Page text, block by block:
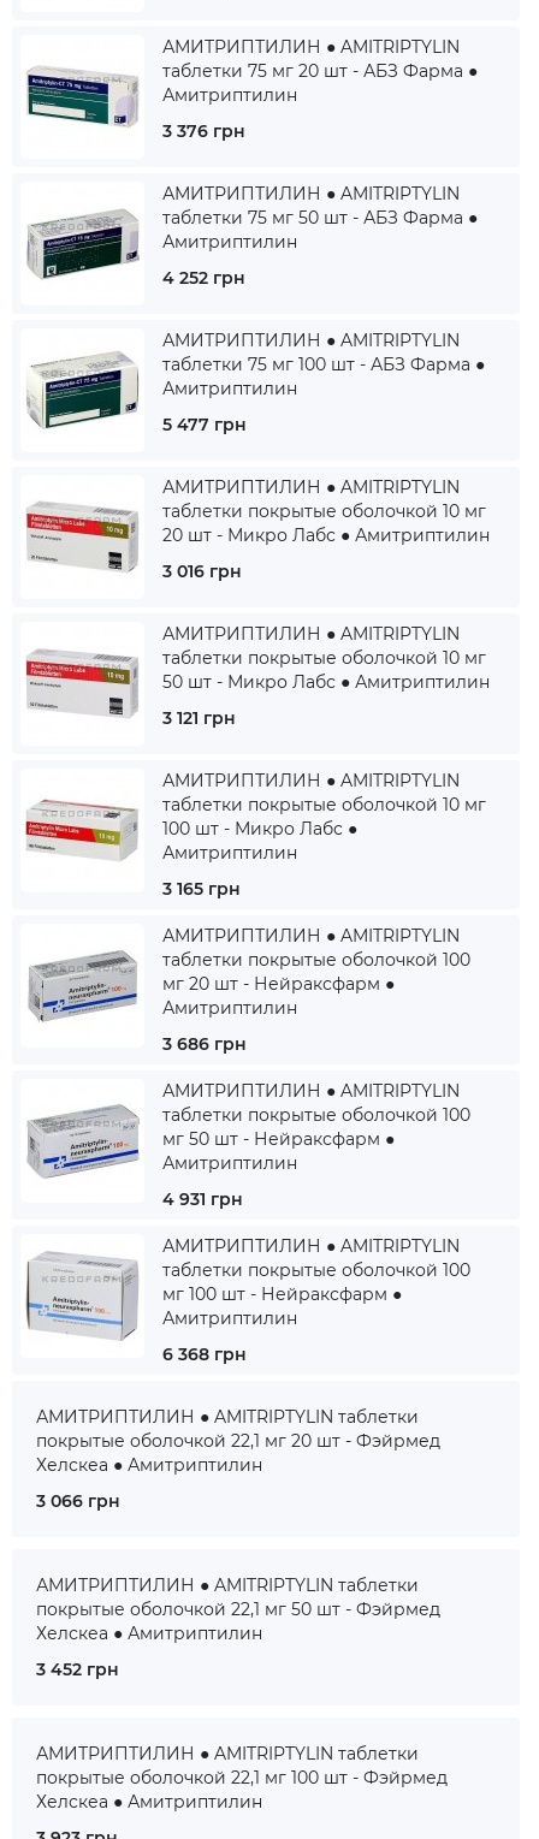
АМИТРИПТИЛИН ● AMITRIPTYLIN
таблетки 75 мг 20 шт - АБЗ Фарма ●
Амитриптилин
3 376 грн
АМИТРИПТИЛИН ● AMITRIPTYLIN
таблетки 75 мг 50 шт - АБЗ Фарма ●
Амитриптилин
4 252 грн
АМИТРИПТИЛИН ● AMITRIPTYLIN
таблетки 75 мг 100 шт - АБЗ Фарма ●
Амитриптилин
5 477 грн
АМИТРИПТИЛИН ● AMITRIPTYLIN
таблетки покрытые оболочкой 10 мг
20 шт - Микро Лабс ● Амитриптилин
3 016 грн
АМИТРИПТИЛИН ● AMITRIPTYLIN
таблетки покрытые оболочкой 10 мг
50 шт - Микро Лабс ● Амитриптилин
3 121 грн
АМИТРИПТИЛИН ● AMITRIPTYLIN
таблетки покрытые оболочкой 10 мг
100 шт - Микро Лабс ●
Амитриптилин
3 165 грн
АМИТРИПТИЛИН ● AMITRIPTYLIN
таблетки покрытые оболочкой 100
мг 20 шт - Нейраксфарм ●
Амитриптилин
3 686 грн
АМИТРИПТИЛИН ● AMITRIPTYLIN
таблетки покрытые оболочкой 100
мг 50 шт - Нейраксфарм ●
Амитриптилин
4 931 грн
АМИТРИПТИЛИН ● AMITRIPTYLIN
таблетки покрытые оболочкой 100
мг 100 шт - Нейраксфарм ●
Амитриптилин
6 368 грн
АМИТРИПТИЛИН ● AMITRIPTYLIN таблетки
покрытые оболочкой 22,1 мг 20 шт - Фэйрмед
Хелскеа ● Амитриптилин
3 066 грн
АМИТРИПТИЛИН ● AMITRIPTYLIN таблетки
покрытые оболочкой 22,1 мг 50 шт - Фэйрмед
Хелскеа ● Амитриптилин
3 452 грн
АМИТРИПТИЛИН ● AMITRIPTYLIN таблетки
покрытые оболочкой 22,1 мг 100 шт - Фэйрмед
Хелскеа ● Амитриптилин